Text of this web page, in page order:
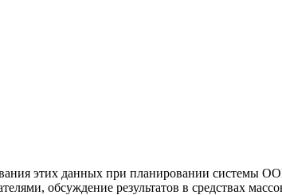
этих данных при планировании системы
обсуждение результатов в средствах